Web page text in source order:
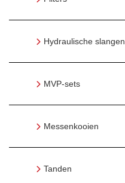
Hydraulische slangen
MVP-sets
Messenkooien
Tanden